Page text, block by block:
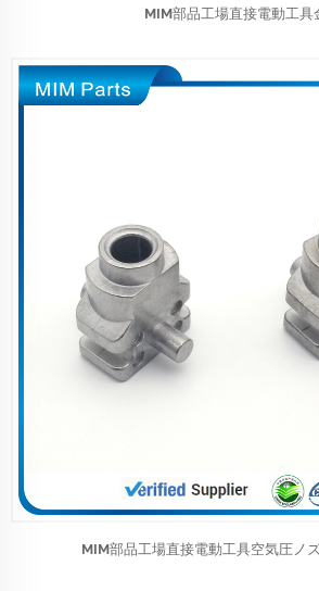
MIM部品工場直接電動工具
MIM部品工場直接電動工具空気圧ノ